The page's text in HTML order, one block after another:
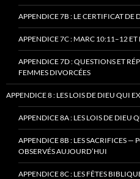
APPENDICE 7B : LE CERTIFICAT DE
APPENDICE 7C : MARC 10:11–12 ET
APPENDICE 7D : QUESTIONS ET
FEMMES DIVORCÉES
APPENDICE 8 : LES LOIS DE DIEU QUI
APPENDICE 8A : LES LOIS DE DIEU
APPENDICE 8B : LES SACRIFICES —
OBSERVÉS AUJOURD’HUI
APPENDICE 8C : LES FÊTES